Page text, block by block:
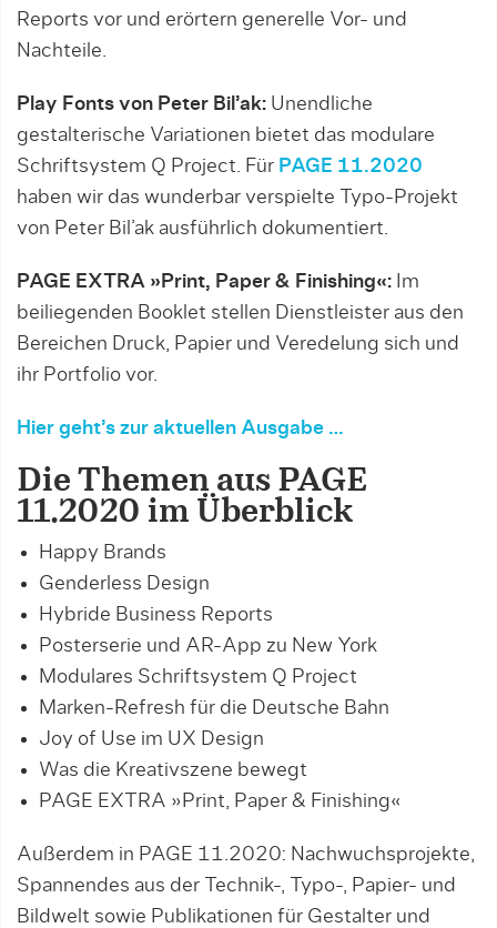
Reports vor und erörtern generelle Vor- und
Nachteile.
Play Fonts von Peter Bil’ak: Unendliche
gestalterische Variationen bietet das modulare
Schriftsystem Q Project. Für PAGE 11.2020
haben wir das wunderbar verspielte Typo-Projekt
von Peter Bil’ak ausführlich dokumentiert.
PAGE EXTRA »Print, Paper & Finishing«: Im
beiliegenden Booklet stellen Dienstleister aus den
Bereichen Druck, Papier und Veredelung sich und
ihr Portfolio vor.
Hier geht’s zur aktuellen Ausgabe …
Die Themen aus PAGE
11.2020 im Überblick
Happy Brands
Genderless Design
Hybride Business Reports
Posterserie und AR-App zu New York
Modulares Schriftsystem Q Project
Marken-Refresh für die Deutsche Bahn
Joy of Use im UX Design
Was die Kreativszene bewegt
PAGE EXTRA »Print, Paper & Finishing«
Außerdem in PAGE 11.2020: Nachwuchsprojekte,
Spannendes aus der Technik-, Typo-, Papier- und
Bildwelt sowie Publikationen für Gestalter und